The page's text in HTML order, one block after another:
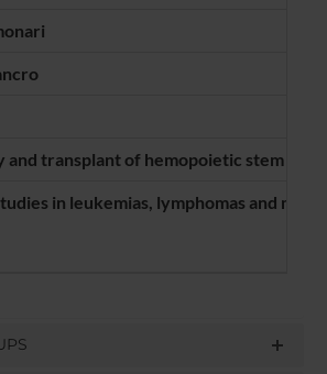
and transplant of hemopoietic stem cells
in leukemias, lymphomas and